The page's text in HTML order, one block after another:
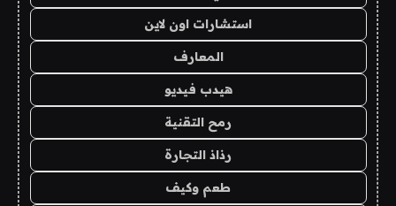
استشارات اون لاين
المعارف
هيدب فيديو
رمح التقنية
رذاذ التجارة
طعم وكيف